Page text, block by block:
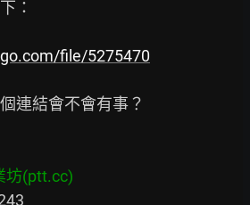
file/5275470